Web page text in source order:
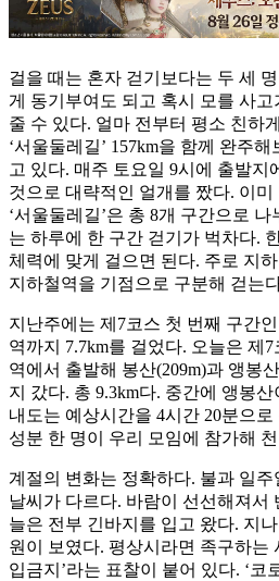
걸을 때는 혼자 걷기보다는 두 세
게 동기부여도 되고 혹시 모를 사
줄 수 있다. 얼마 전부터 평소 친하
‘서울둘레길’ 157km을 함께 완주
고 있다. 매주 토요일 9시에 출발지
것으로 대략적인 얼개를 짰다. 이
‘서울둘레길’은 총 8개 구간으로
는 하루에 한 구간 걷기가 벅차다.
체력에 맞게 걸으면 된다. 주로 지
지하철역을 기점으로 구분해 걷는
지난주에는 제7코스 첫 번째 구간
역까지 7.7km를 걸었다. 오늘은 제
역에서 출발해 봉산(209m)과 앵봉
지 갔다. 총 9.3km다. 중간에 앵봉
내도는 예상시간을 4시간 20분으
성분 한 명이 우리 모임에 참가해
계절의 변화는 정확하다. 불과 일주
날씨가 다르다. 바람이 선선해져서
늘은 전부 긴바지를 입고 왔다. 지
원이 보였다. 평상시라면 족구하는
입금지’라는 표찰이 붙어 있다. ‘코